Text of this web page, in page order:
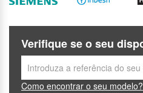
Verifique se o seu
Como encontrar o seu modelo?